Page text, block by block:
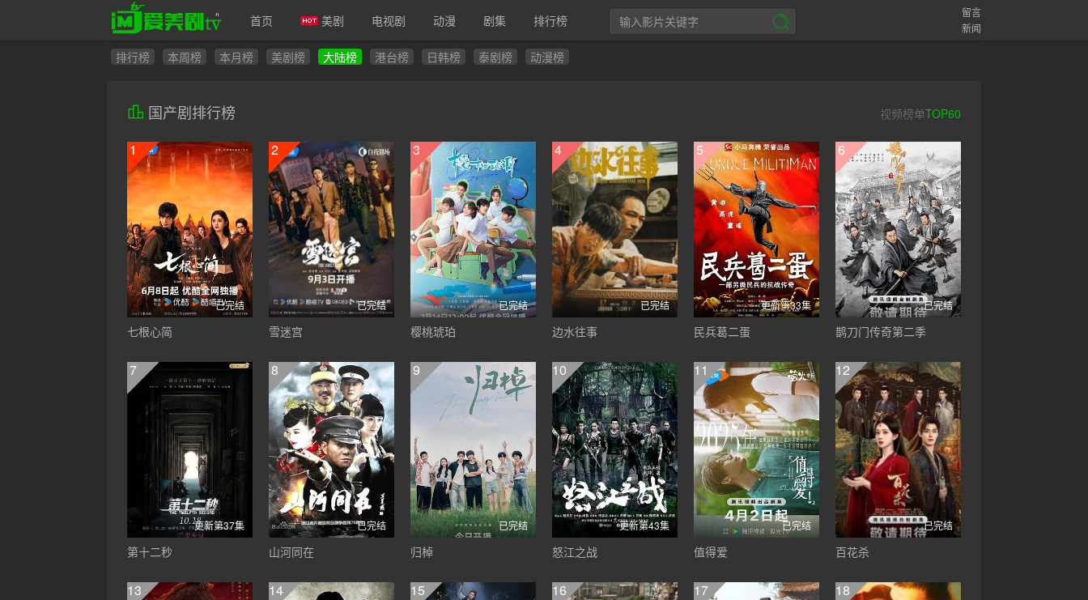
首页 美剧 电视剧 动漫 剧集 排行榜
留言
新闻
排行榜 本周榜 本月榜 美剧榜 大陆榜 港台榜 日韩榜 泰剧榜 动漫榜
国产剧排行榜 视频榜单TOP60
1
已完结
七根心简
2
已完结
雪迷宫
3
已完结
樱桃琥珀
4
已完结
边水往事
5
更新第33集
民兵葛二蛋
6
已完结
鹊刀门传奇第二季
7
更新第37集
第十二秒
8
已完结
山河同在
9
已完结
归棹
10
更新第43集
怒江之战
11
已完结
值得爱
12
已完结
百花杀
13 14 15 16 17 18